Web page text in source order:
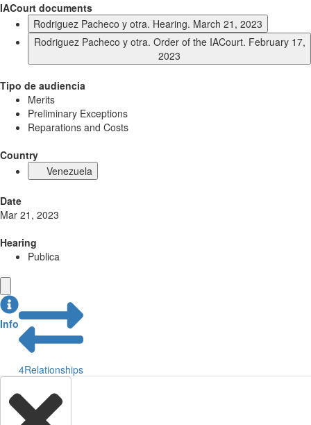
IACourt documents
Rodriguez Pacheco y otra. Hearing. March 21, 2023
Rodriguez Pacheco y otra. Order of the IACourt. February 17,
2023
Tipo de audiencia
Merits
Preliminary Exceptions
Reparations and Costs
Country
Venezuela
Date
Mar 21, 2023
Hearing
Publica
Info
4Relationships